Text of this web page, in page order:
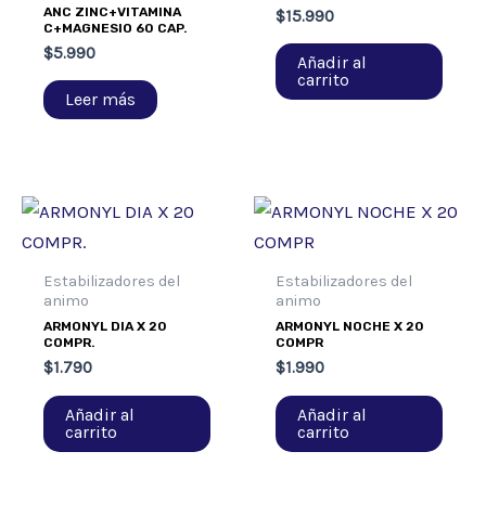
ANC ZINC+VITAMINA
C+MAGNESIO 60 CAP.
$5.990
Leer más
$15.990
Añadir al
carrito
Estabilizadores del
animo
ARMONYL DIA X 20
COMPR.
$1.790
Añadir al
carrito
Estabilizadores del
animo
ARMONYL NOCHE X 20
COMPR
$1.990
Añadir al
carrito